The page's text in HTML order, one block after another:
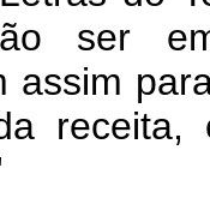
ser
assim
receita,